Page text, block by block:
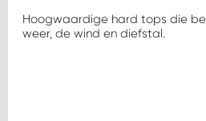
Hoogwaardige hard tops die
weer, de wind en diefstal.